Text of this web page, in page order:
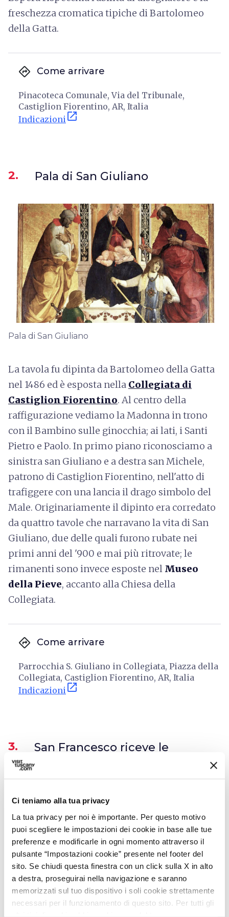
Ci teniamo alla tua privacy
La tua privacy per noi è importante. Per questo motivo
puoi scegliere le impostazioni dei cookie in base alle tue
preferenze e modificarle in ogni momento attraverso il
pulsante “Impostazioni cookie” presente nel footer del
sito. Se chiudi questa finestra con un click sulla X in alto
a destra, proseguirai nella navigazione e saranno
memorizzati sul tuo dispositivo i soli cookie strettamente
necessari per il funzionamento di questo sito. Per tutti gli
freschezza cromatica tipiche di Bartolomeo
della Gatta.
directions Come arrivare
Pinacoteca Comunale, Via del Tribunale,
Castiglion Fiorentino, AR, Italia
Indicazioni open_in_new
2. Pala di San Giuliano
Pala di San Giuliano
La tavola fu dipinta da Bartolomeo della Gatta
nel 1486 ed è esposta nella Collegiata di
Castiglion Fiorentino. Al centro della
raffigurazione vediamo la Madonna in trono
con il Bambino sulle ginocchia; ai lati, i Santi
Pietro e Paolo. In primo piano riconosciamo a
sinistra san Giuliano e a destra san Michele,
patrono di Castiglion Fiorentino, nell'atto di
trafiggere con una lancia il drago simbolo del
Male. Originariamente il dipinto era corredato
da quattro tavole che narravano la vita di San
Giuliano, due delle quali furono rubate nei
primi anni del '900 e mai più ritrovate; le
rimanenti sono invece esposte nel Museo
della Pieve, accanto alla Chiesa della
Collegiata.
directions Come arrivare
Parrocchia S. Giuliano in Collegiata, Piazza della
Collegiata, Castiglion Fiorentino, AR, Italia
Indicazioni open_in_new
3.
San Francesco riceve le
stigmate